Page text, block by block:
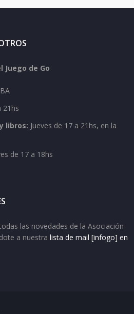
de Go
21hs
libros: Jueves de 17 a 21hs, en la
de 17 a 18hs
las novedades de la Asociación
a nuestra lista de mail [infogo] en